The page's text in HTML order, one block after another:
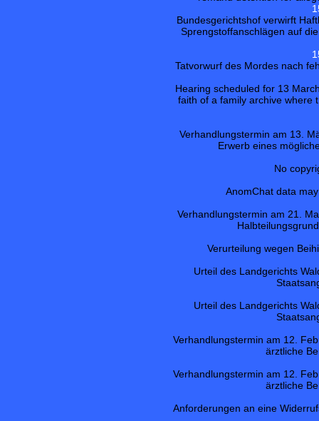
Bundesgerichtshof verwirft
Sprengstoffanschlägen auf
Tatvorwurf des Mordes nach
Hearing scheduled for 13
faith of a family archive where
Verhandlungstermin am 13.
Erwerb eines
No
AnomChat data
Verhandlungstermin am 21.
Verurteilung wegen
Urteil des Landgerichts
Urteil des Landgerichts
Verhandlungstermin am 12.
ärztliche
Verhandlungstermin am 12.
ärztliche
Anforderungen an eine